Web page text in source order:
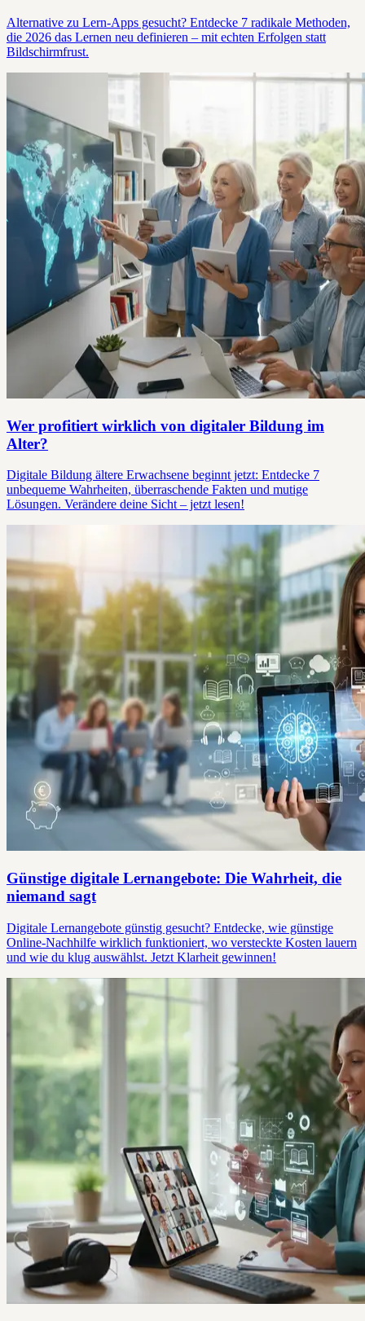
Alternative zu Lern-Apps gesucht? Entdecke 7 radikale Methoden,
die 2026 das Lernen neu definieren – mit echten Erfolgen statt
Bildschirmfrust.
Wer profitiert wirklich von digitaler Bildung im
Alter?
Digitale Bildung ältere Erwachsene beginnt jetzt: Entdecke 7
unbequeme Wahrheiten, überraschende Fakten und mutige
Lösungen. Verändere deine Sicht – jetzt lesen!
Günstige digitale Lernangebote: Die Wahrheit, die
niemand sagt
Digitale Lernangebote günstig gesucht? Entdecke, wie günstige
Online-Nachhilfe wirklich funktioniert, wo versteckte Kosten lauern
und wie du klug auswählst. Jetzt Klarheit gewinnen!